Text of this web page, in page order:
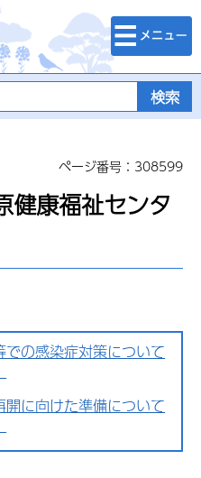
検索・メニュ
ー
ページ番号：308599
健康福祉センタ
の感染症対策について
に向けた準備について